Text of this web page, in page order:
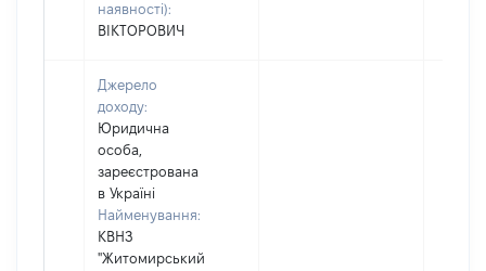
наявності):
ВІКТОРОВИЧ
Джерело
доходу:
Юридична
особа,
зареєстрована
в Україні
Найменування:
КВНЗ
"Житомирський